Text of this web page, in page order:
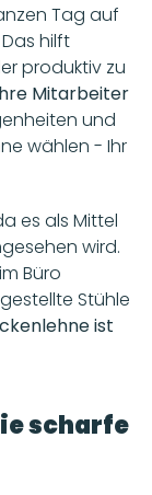
Tag auf
hilft
produktiv zu
Mitarbeiter
und
wählen - Ihr
es als Mittel
wird.
Büro
Stühle
ist
scharfe